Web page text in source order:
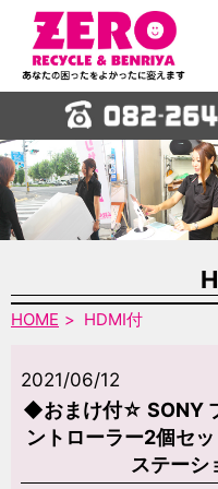
HOME HDMI付
2021/06/12
◆おまけ付☆ SONY
ントローラー2個セ
ステー